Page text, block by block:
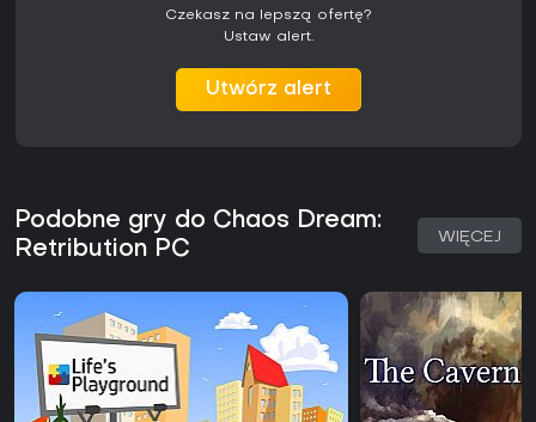
Czekasz na lepszą ofertę?
Ustaw alert.
Utwórz alert
Podobne gry do Chaos Dream:
Retribution PC
WIĘCEJ